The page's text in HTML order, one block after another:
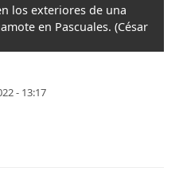
los exteriores de una
en Pascuales. (César
- 13:17